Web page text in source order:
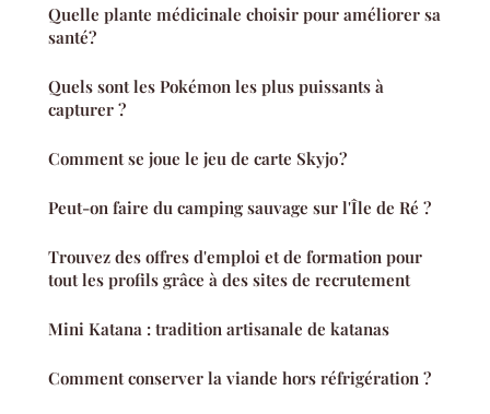
Quelle plante médicinale choisir pour améliorer sa
santé?
Quels sont les Pokémon les plus puissants à
capturer ?
Comment se joue le jeu de carte Skyjo ?
Peut-on faire du camping sauvage sur l'Île de Ré ?
Trouvez des offres d'emploi et de formation pour
tout les profils grâce à des sites de recrutement
Mini Katana : tradition artisanale de katanas
Comment conserver la viande hors réfrigération ?